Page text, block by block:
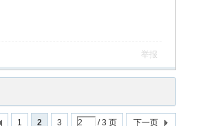
举报
1 2 3 / 3 页 下一页